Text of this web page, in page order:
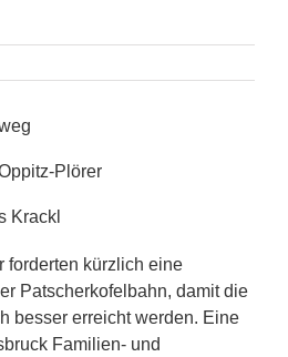
forderten kürzlich eine
Patscherkofelbahn, damit die
besser erreicht werden. Eine
Familien- und